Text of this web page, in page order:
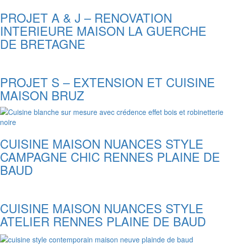
PROJET A & J – RENOVATION
INTERIEURE MAISON LA GUERCHE
DE BRETAGNE
PROJET S – EXTENSION ET CUISINE
MAISON BRUZ
CUISINE MAISON NUANCES STYLE
CAMPAGNE CHIC RENNES PLAINE DE
BAUD
CUISINE MAISON NUANCES STYLE
ATELIER RENNES PLAINE DE BAUD